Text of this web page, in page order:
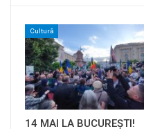
Cultură
14 MAI LA BUCUREȘTI!